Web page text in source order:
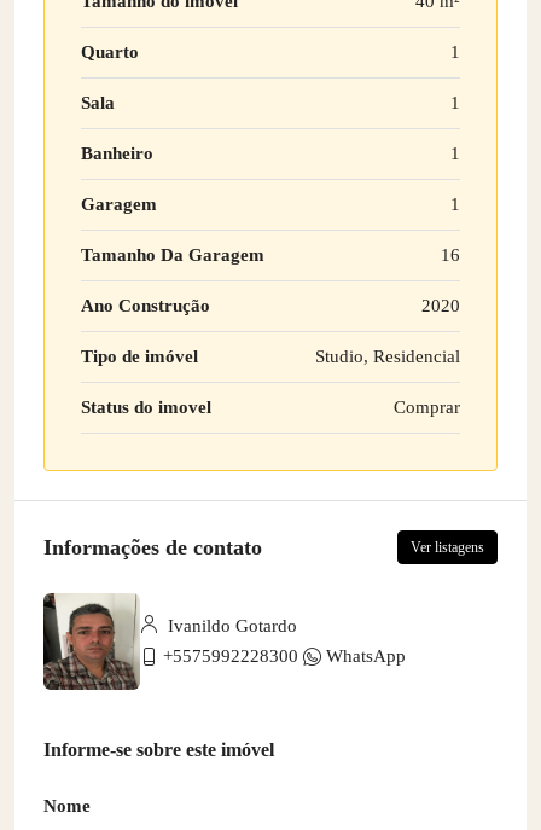
Quarto 1
Sala 1
Banheiro 1
Garagem 1
Tamanho Da Garagem 16
Ano Construção 2020
Tipo de imóvel Studio, Residencial
Status do imovel Comprar
Informações de contato Ver listagens
Ivanildo Gotardo
+5575992228300
WhatsApp
Informe-se sobre este imóvel
Nome